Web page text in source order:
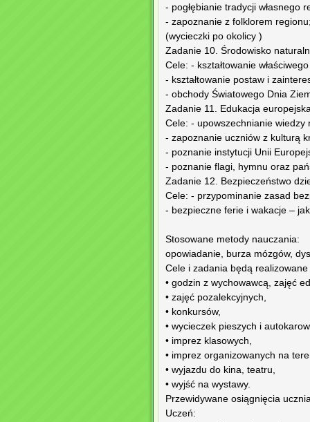
- pogłębianie tradycji własnego
- zapoznanie z folklorem
(wycieczki po okolicy )
Zadanie 10. Środowisko
Cele: - kształtowanie
- kształtowanie postaw i
- obchody Światowego Dnia
Zadanie 11. Edukacja
Cele: - upowszechnianie wiedzy
- zapoznanie uczniów z kulturą
- poznanie instytucji Unii
- poznanie flagi, hymnu oraz
Zadanie 12. Bezpieczeństwo
Cele: - przypominanie zasad
- bezpieczne ferie i wakacje –
Stosowane metody nauczania:
opowiadanie, burza mózgów,
Cele i zadania będą
• godzin z wychowawcą, zajęć
• zajęć pozalekcyjnych,
• konkursów,
• wycieczek pieszych i
• imprez klasowych,
• imprez organizowanych na
• wyjazdu do kina, teatru,
• wyjść na wystawy.
Przewidywane osiągnięcia
Uczeń: